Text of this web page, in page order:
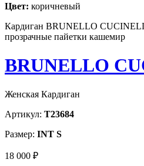
Цвет: коричневый
Кардиган BRUNELLO
прозрачные пайетки кашемир
BRUNELLO
Женская Кардиган
Артикул: T23684
Размер: INT S
18 000 ₽